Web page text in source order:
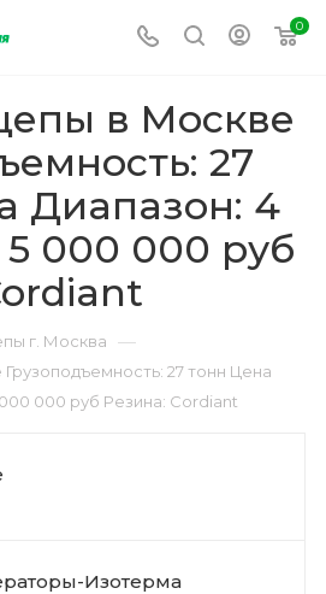
0
в Москве
27
Диапазон: 4
000 000 руб
г. Москва —
27 тонн Цена
000 руб Резина: Cordiant
Изотерма